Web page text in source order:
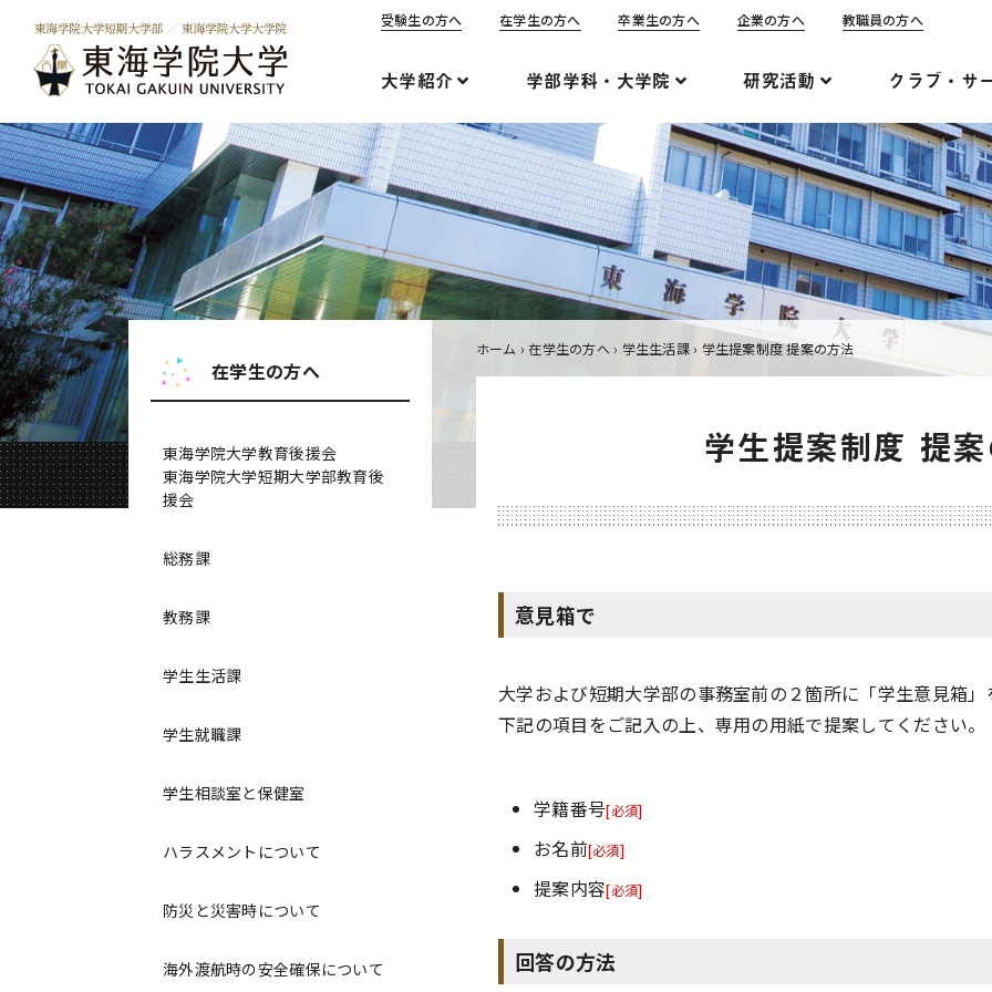
受験生の方へ 在学生の方へ 卒業生の方へ 企業の方へ 教職員の方へ
大学紹介 学部学科・大学院 研究活動 クラブ・サ
ホーム › 在学生の方へ› 学生生活課› 学生提案制度 提案の方法
学生提案制度 提
意見箱で
大学および短期大学部の事務室前の２箇所に「学生意見箱」
下記の項目をご記入の上、専用の用紙で提案してください。
学籍番号[必須]
お名前[必須]
提案内容[必須]
回答の方法
在学生の方へ
東海学院大学教育後援会
東海学院大学短期大学部教育後
援会
総務課
教務課
学生生活課
学生就職課
学生相談室と保健室
ハラスメントについて
防災と災害時について
海外渡航時の安全確保について